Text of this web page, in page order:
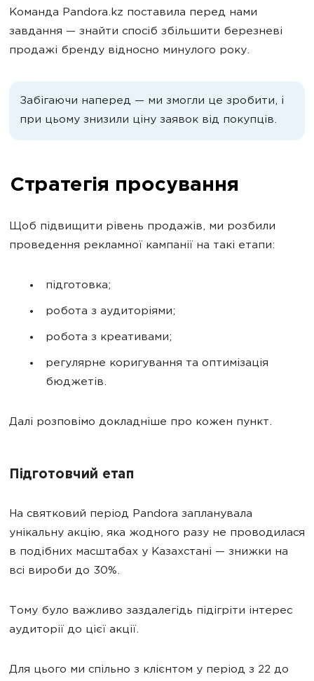
Команда Pandora.kz поставила перед нами
завдання — знайти спосіб збільшити березневі
продажі бренду відносно минулого року.
Забігаючи наперед — ми змогли це зробити, і
при цьому знизили ціну заявок від покупців.
Стратегія просування
Щоб підвищити рівень продажів, ми розбили
проведення рекламної кампанії на такі етапи:
підготовка;
робота з аудиторіями;
робота з креативами;
регулярне коригування та оптимізація
бюджетів.
Далі розповімо докладніше про кожен пункт.
Підготовчий етап
На святковий період Pandora запланувала
унікальну акцію, яка жодного разу не проводилася
в подібних масштабах у Казахстані — знижки на
всі вироби до 30%.
Тому було важливо заздалегідь підігріти інтерес
аудиторії до цієї акції.
Для цього ми спільно з клієнтом у період з 22 до